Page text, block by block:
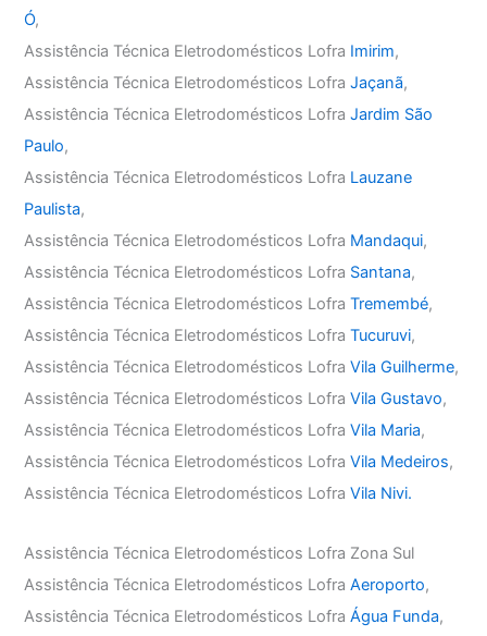
Ó,
Assistência Técnica Eletrodomésticos Lofra Imirim,
Assistência Técnica Eletrodomésticos LofraJaçanã,
Assistência Técnica Eletrodomésticos LofraJardim São
Paulo,
Assistência Técnica Eletrodomésticos Lofra Lauzane
Paulista,
Assistência Técnica Eletrodomésticos Lofra Mandaqui,
Assistência Técnica Eletrodomésticos Lofra Santana,
Assistência Técnica Eletrodomésticos LofraTremembé,
Assistência Técnica Eletrodomésticos LofraTucuruvi,
Assistência Técnica Eletrodomésticos LofraVila Guilherme,
Assistência Técnica Eletrodomésticos LofraVila Gustavo,
Assistência Técnica Eletrodomésticos LofraVila Maria,
Assistência Técnica Eletrodomésticos LofraVila Medeiros,
Assistência Técnica Eletrodomésticos LofraVila Nivi.
Assistência Técnica Eletrodomésticos Lofra Zona Sul
Assistência Técnica Eletrodomésticos LofraAeroporto,
Assistência Técnica Eletrodomésticos LofraÁgua Funda,